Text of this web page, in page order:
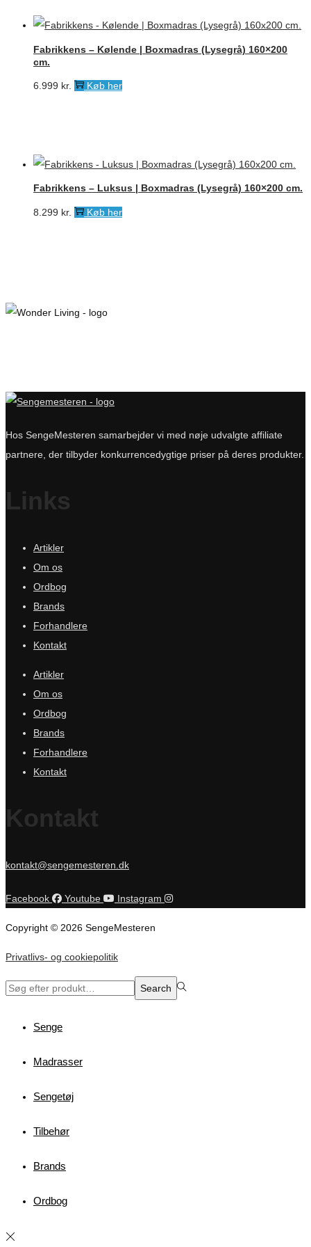
Fabrikkens – Kølende | Boxmadras (Lysegrå) 160×200
cm.
6.999 kr. Køb her
Fabrikkens – Luksus | Boxmadras (Lysegrå) 160×200 cm.
8.299 kr. Køb her
Hos SengeMesteren samarbejder vi med nøje udvalgte affiliate
partnere, der tilbyder konkurrencedygtige priser på deres produkter.
Links
Artikler
Om os
Ordbog
Brands
Forhandlere
Kontakt
Artikler
Om os
Ordbog
Brands
Forhandlere
Kontakt
Kontakt
kontakt@sengemesteren.dk
Facebook Youtube Instagram
Copyright © 2026 SengeMesteren
Privatlivs- og cookiepolitik
Search
Search
Senge
Madrasser
Sengetøj
Tilbehør
Brands
Ordbog